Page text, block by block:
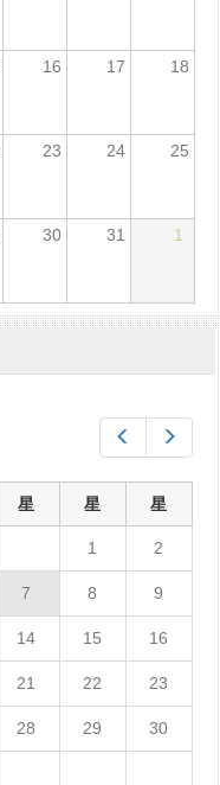
16 17 18
23 24 25
30 31 1
星 星 星
1 2
7 8 9
14 15 16
21 22 23
28 29 30